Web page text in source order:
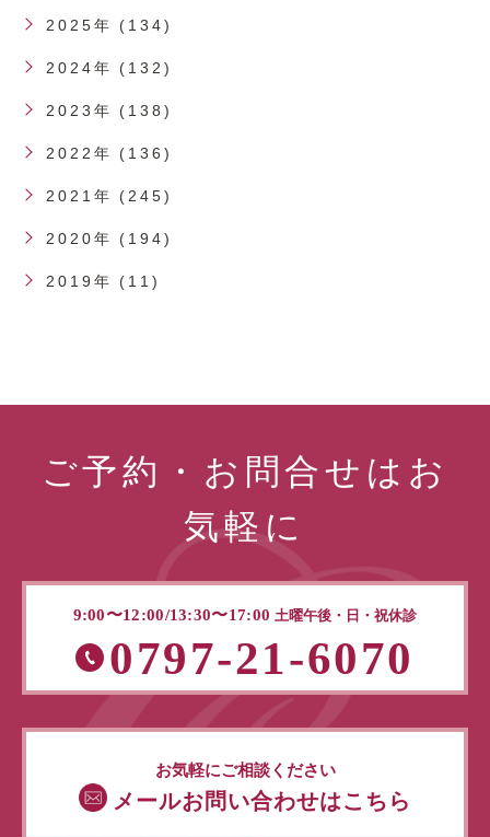
2025年 (134)
2024年 (132)
2023年 (138)
2022年 (136)
2021年 (245)
2020年 (194)
2019年 (11)
ご予約・お問合せはお
気軽に
9:00〜12:00/13:30〜17:00 土曜午後・日・祝休診
0797-21-6070
お気軽にご相談ください
メールお問い合わせはこちら